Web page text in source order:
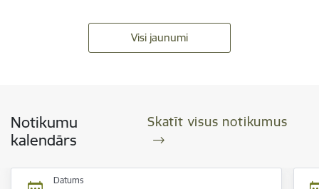
Visi jaunumi
Notikumu
kalendārs
Skatīt visus notikumus
Datums